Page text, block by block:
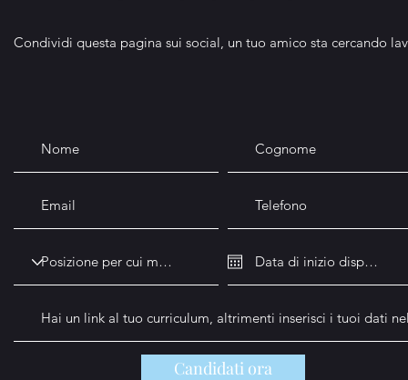
Condividi questa pagina sui social, un tuo amico sta cercando
Candidati ora